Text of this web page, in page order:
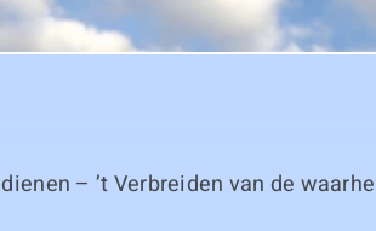
– ’t Verbreiden van de